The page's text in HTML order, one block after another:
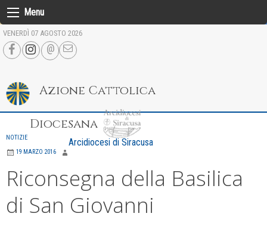
Skip
to
content
Menu
VENERDÌ 07 AGOSTO 2026
Azione Cattolica
Diocesana
Arcidiocesi di Siracusa
NOTIZIE
19 MARZO 2016
Riconsegna della Basilica
di San Giovanni